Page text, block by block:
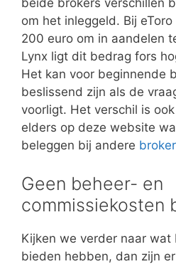
beide brokers verschillen
om het inleggeld. Bij
200 euro om in aandelen
Lynx ligt dit bedrag fors
Het kan voor beginnende
beslissend zijn als de
voorligt. Het verschil is
elders op deze website
beleggen bij andere
Geen beheer- en
commissiekosten
Kijken we verder naar
bieden hebben, dan zijn